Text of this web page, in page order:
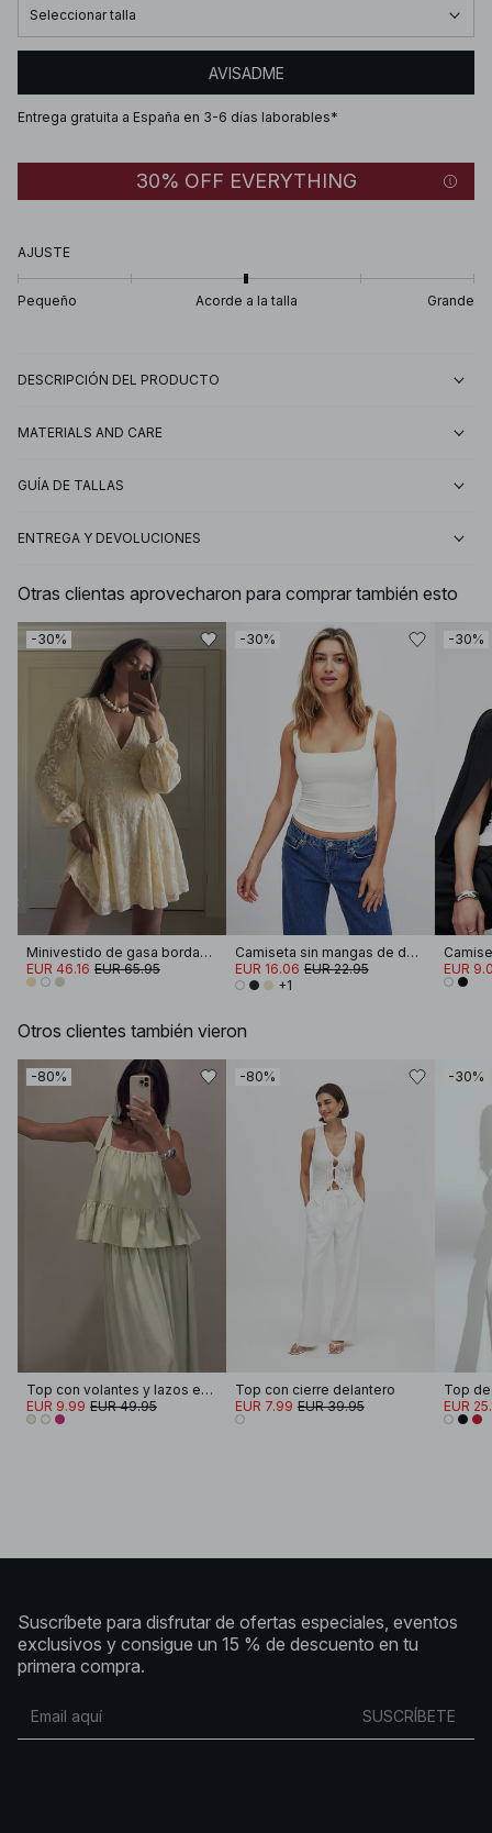
Seleccionar talla
AVISADME
Entrega gratuita a España en 3-6 días laborables*
30% OFF EVERYTHING
AJUSTE
Pequeño Acorde a la talla Grande
DESCRIPCIÓN DEL PRODUCTO
MATERIALS AND CARE
GUÍA DE TALLAS
ENTREGA Y DEVOLUCIONES
Otras clientas aprovecharon para comprar también esto
-30%
Minivestido de gasa bordada de manga larga
EUR 46.16 EUR 65.95
-30%
Camiseta sin mangas de doble pliegue
EUR 16.06 EUR 22.95
+1
-30%
EUR
Otros clientes también vieron
-80%
Top con volantes y lazos en los hombros
EUR 9.99 EUR 49.95
-80%
Top con cierre delantero
EUR 7.99 EUR 39.95
-30%
EUR
Suscríbete para disfrutar de ofertas especiales, eventos
exclusivos y consigue un 15 % de descuento en tu
primera compra.
SUSCRÍBETE